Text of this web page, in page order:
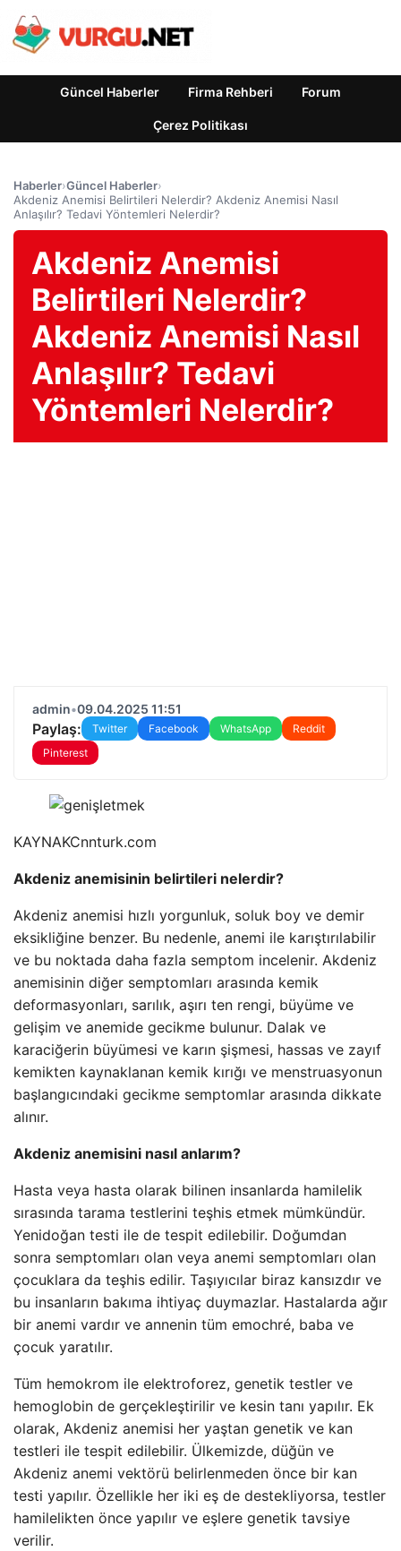
Güncel Haberler Firma Rehberi Forum
Çerez Politikası
Haberler›Güncel Haberler›
Akdeniz Anemisi Belirtileri Nelerdir? Akdeniz Anemisi Nasıl
Anlaşılır? Tedavi Yöntemleri Nelerdir?
Akdeniz Anemisi
Belirtileri Nelerdir?
Akdeniz Anemisi Nasıl
Anlaşılır? Tedavi
Yöntemleri Nelerdir?
admin•09.04.2025 11:51
Paylaş: Twitter Facebook WhatsApp
Reddit
Pinterest
KAYNAKCnnturk.com
Akdeniz anemisinin belirtileri nelerdir?
Akdeniz anemisi hızlı yorgunluk, soluk boy ve demir
eksikliğine benzer. Bu nedenle, anemi ile karıştırılabilir
ve bu noktada daha fazla semptom incelenir. Akdeniz
anemisinin diğer semptomları arasında kemik
deformasyonları, sarılık, aşırı ten rengi, büyüme ve
gelişim ve anemide gecikme bulunur. Dalak ve
karaciğerin büyümesi ve karın şişmesi, hassas ve zayıf
kemikten kaynaklanan kemik kırığı ve menstruasyonun
başlangıcındaki gecikme semptomlar arasında dikkate
alınır.
Akdeniz anemisini nasıl anlarım?
Hasta veya hasta olarak bilinen insanlarda hamilelik
sırasında tarama testlerini teşhis etmek mümkündür.
Yenidoğan testi ile de tespit edilebilir. Doğumdan
sonra semptomları olan veya anemi semptomları olan
çocuklara da teşhis edilir. Taşıyıcılar biraz kansızdır ve
bu insanların bakıma ihtiyaç duymazlar. Hastalarda ağır
bir anemi vardır ve annenin tüm emochré, baba ve
çocuk yaratılır.
Tüm hemokrom ile elektroforez, genetik testler ve
hemoglobin de gerçekleştirilir ve kesin tanı yapılır. Ek
olarak, Akdeniz anemisi her yaştan genetik ve kan
testleri ile tespit edilebilir. Ülkemizde, düğün ve
Akdeniz anemi vektörü belirlenmeden önce bir kan
testi yapılır. Özellikle her iki eş de destekliyorsa, testler
hamilelikten önce yapılır ve eşlere genetik tavsiye
verilir.